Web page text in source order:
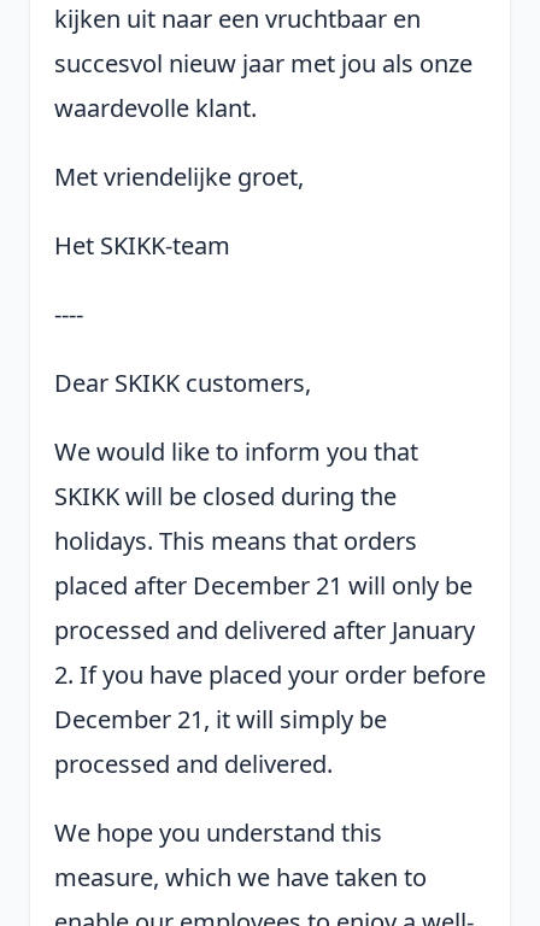
kijken uit naar een vruchtbaar en
succesvol nieuw jaar met jou als onze
waardevolle klant.
Met vriendelijke groet,
Het SKIKK-team
----
Dear SKIKK customers,
We would like to inform you that
SKIKK will be closed during the
holidays. This means that orders
placed after December 21 will only be
processed and delivered after January
2. If you have placed your order before
December 21, it will simply be
processed and delivered.
We hope you understand this
measure, which we have taken to